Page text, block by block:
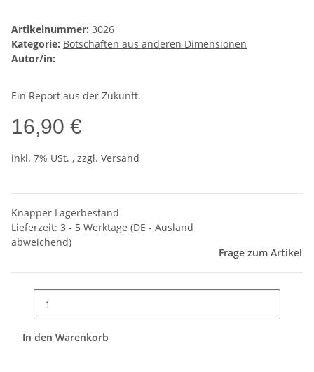
Artikelnummer: 3026
Kategorie: Botschaften aus anderen Dimensionen
Autor/in:
Ein Report aus der Zukunft.
16,90 €
inkl. 7% USt. , zzgl. Versand
Knapper Lagerbestand
Lieferzeit: 3 - 5 Werktage (DE - Ausland
abweichend)
Frage zum Artikel
In den Warenkorb